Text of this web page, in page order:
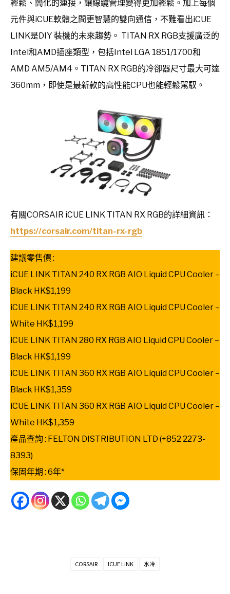
輕鬆、簡化的連接，讓線纜管理變得更加輕鬆。加上每個
元件與iCUE軟體之間更智慧的雙向通信，不難看出iCUE
LINK是DIY 裝機的未來趨勢。 TITAN RX RGB支援廣泛的
Intel和AMD插座類型，包括Intel LGA 1851/1700和
AMD AM5/AM4。TITAN RX RGB的冷卻器尺寸最大可達
360mm，即使是最新款的高性能CPU也能輕鬆駕馭。
有關CORSAIR iCUE LINK TITAN RX RGB的詳細資訊：
https://corsair.com/titan-rx-rgb
建議零售價 :
iCUE LINK TITAN 240 RX RGB AIO Liquid CPU Cooler –
Black HK$1,199
iCUE LINK TITAN 240 RX RGB AIO Liquid CPU Cooler –
White HK$1,199
iCUE LINK TITAN 280 RX RGB AIO Liquid CPU Cooler –
Black HK$1,199
iCUE LINK TITAN 360 RX RGB AIO Liquid CPU Cooler –
Black HK$1,359
iCUE LINK TITAN 360 RX RGB AIO Liquid CPU Cooler –
White HK$1,359
產品查詢 : FELTON DISTRIBUTION LTD (+852 2273-
8393)
保固年期 : 6年*
CORSAIR ICUE LINK 水冷